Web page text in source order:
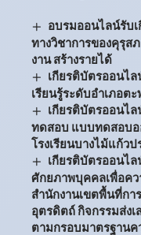
อบรมออนไลน์รับ
ทางวิชาการของคุรุสภ
งาน สร้างรายได้
เกียรติบัตรออนไ
เรียนรู้ระดับอำเภอต
เกียรติบัตรออนไ
ทดสอบ แบบทดสอบ
โรงเรียนบางไม้แก้ว
เกียรติบัตรออนไ
ศักยภาพบุคคลเพื่อคว
สำนักงานเขตพื้นที่ก
อุตรดิตถ์ กิจกรรมส่ง
ตามกรอบมาตรฐานค